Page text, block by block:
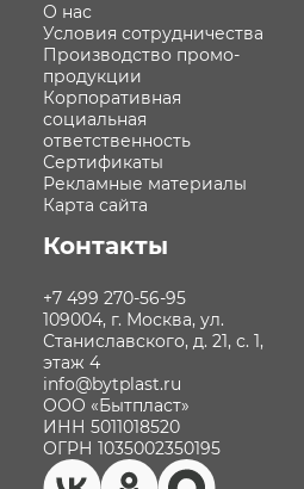
О нас
Условия сотрудничества
Производство промо-
продукции
Корпоративная
социальная
ответственность
Сертификаты
Рекламные материалы
Карта сайта
Контакты
+7 499 270-56-95
109004, г. Москва, ул.
Станиславского, д. 21, с. 1,
этаж 4
info@bytplast.ru
ООО «Бытпласт»
ИНН 5011018520
ОГРН 1035002350195